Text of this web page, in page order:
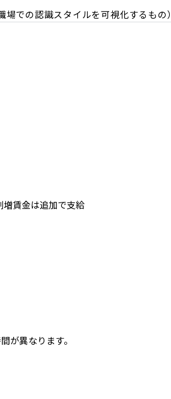
での認識スタイルを可視化するもの）
賃金は追加で支給
が異なります。